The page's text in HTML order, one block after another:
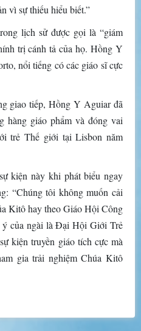
vì sự thiếu hiểu biết.”
lịch sử được gọi là “giám
trị cánh tả của họ. Hồng Y
nổi tiếng có các giáo sĩ cực
giao tiếp, Hồng Y Aguiar đã
hàng giáo phẩm và đóng vai
trẻ Thế giới tại Lisbon năm
kiện này khi phát biểu ngay
“Chúng tôi không muốn cải
Kitô hay theo Giáo Hội Công
ý của ngài là Đại Hội Giới Trẻ
kiện truyền giáo tích cực mà
gia trải nghiệm Chúa Kitô